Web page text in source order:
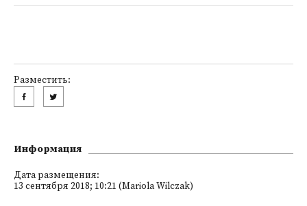
Разместить:
Информация
Дата размещения:
13 сентября 2018; 10:21 (Mariola Wilczak)